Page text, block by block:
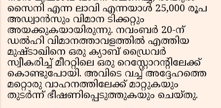
സൈനി എന്ന ലാവി എന്നയാൾ 25,000 രൂപ
അഡ്വാൻസും വിമാന ടിക്കറ്റും
അയക്കുകയായിരുന്നു. നവംബർ 20-ന്
ഡൽഹി വിമാനത്താവളത്തിൽ എത്തിയ
മുഷ്ടാഖിനെ ഒരു ക്യാബ് ഡ്രൈവർ
സ്വീകരിച്ച് മീററ്റിലെ ഒരു റെസ്റ്റോറന്റിലേക്ക്
കൊണ്ടുപോയി. അവിടെ വച്ച് അദ്ദേഹത്തെ
മറ്റൊരു വാഹനത്തിലേക്ക് മാറ്റുകയും
തുടർന്ന് ഭീഷണിപ്പെടുത്തുകയും ചെയ്തു.